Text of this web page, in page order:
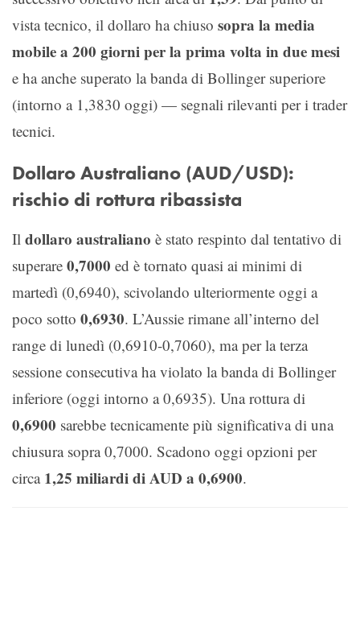
vista tecnico, il dollaro ha chiuso sopra la media
mobile a 200 giorni per la prima volta in due mesi
e ha anche superato la banda di Bollinger superiore
(intorno a 1,3830 oggi) — segnali rilevanti per i trader
tecnici.
Dollaro Australiano (AUD/USD):
rischio di rottura ribassista
Il dollaro australiano è stato respinto dal tentativo di
superare 0,7000 ed è tornato quasi ai minimi di
martedì (0,6940), scivolando ulteriormente oggi a
poco sotto 0,6930. L’Aussie rimane all’interno del
range di lunedì (0,6910-0,7060), ma per la terza
sessione consecutiva ha violato la banda di Bollinger
inferiore (oggi intorno a 0,6935). Una rottura di
0,6900 sarebbe tecnicamente più significativa di una
chiusura sopra 0,7000. Scadono oggi opzioni per
circa 1,25 miliardi di AUD a 0,6900.